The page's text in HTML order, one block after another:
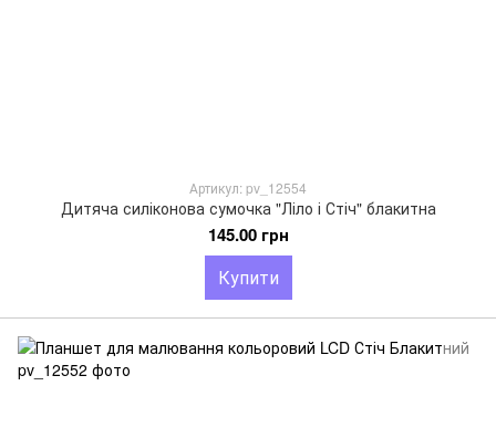
Артикул: pv_12554
Дитяча силіконова сумочка "Ліло і Стіч" блакитна
145.00 грн
Купити